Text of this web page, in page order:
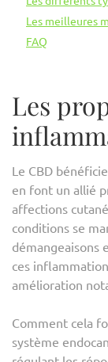
Les meilleures
FAQ
Les
Le CBD
en font un allié
affections
conditions se
démangeaisons
ces
amélioration
Comment cela
système